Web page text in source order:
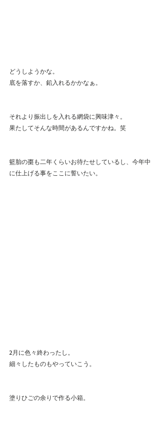
どうしようかな。
底を落すか、鉛入れるかかなぁ。
それより振出しを入れる網袋に興味津々。
果たしてそんな時間があるんですかね。笑
籃胎の棗も二年くらいお待たせしているし、今年中
に仕上げる事をここに誓いたい。
2月に色々終わったし。
細々したものもやっていこう。
塗りひごの余りで作る小箱。